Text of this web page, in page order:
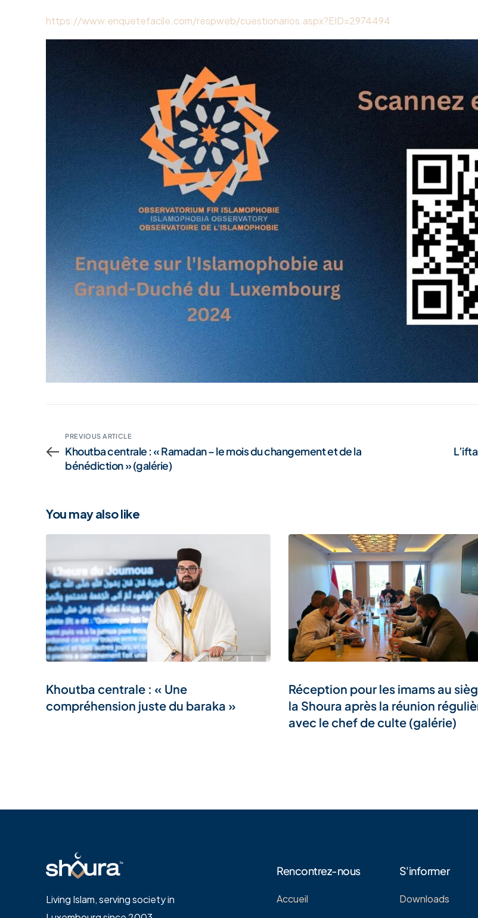
https://www.enquetefacile.com/respweb/cuestionarios.aspx?EID=2974494
PREVIOUS ARTICLE
Khoutba centrale : « Ramadan – le mois du changement et de la
bénédiction » (galérie)
You may also like
Khoutba centrale : « Une
compréhension juste du baraka »
Réception pour les imams au
la Shoura après la réunion
avec le chef de culte (galérie)
Living Islam, serving society in
Rencontrez-nous
Accueil
S'informer
Downloads